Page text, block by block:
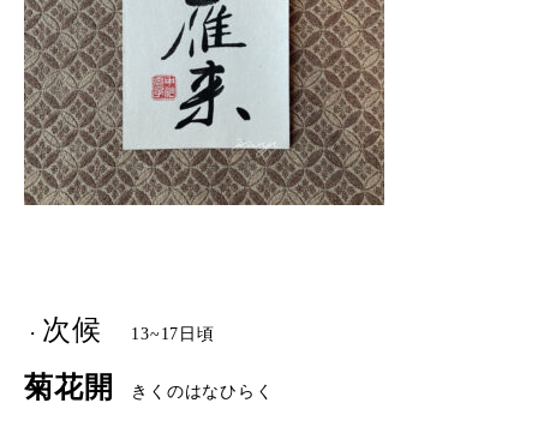
・ 次候 13~17日頃
菊花開 きくのはなひらく